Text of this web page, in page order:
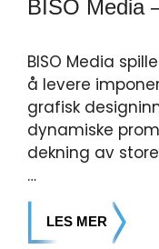
BISO Media
BISO Media
å levere
grafisk
dynamiske
dekning av
…
LES MER